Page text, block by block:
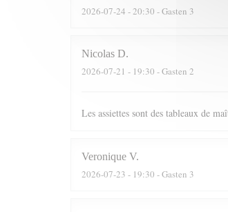
2026-07-24 - 20:30 - Gasten 3
Nicolas D
2026-07-21 - 19:30 - Gasten 2
Les assiettes sont des tableaux de
Veronique V
2026-07-23 - 19:30 - Gasten 3